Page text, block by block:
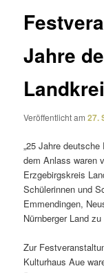
Jahre
Veröffentlicht am27.
„25 Jahre
dem Anlass waren
Erzgebirgskreis
Schülerinnen und
Emmendingen,
Nürnberger Land
Zur
Kulturhaus Aue